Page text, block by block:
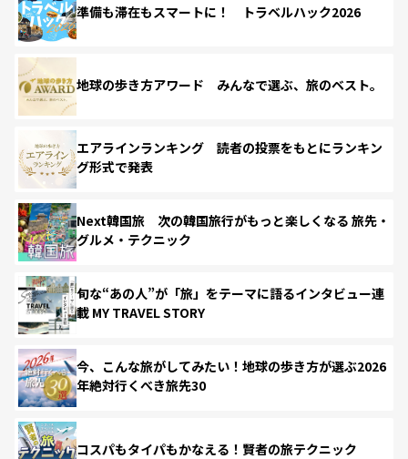
準備も滞在もスマートに！ トラベルハック2026
地球の歩き方アワード みんなで選ぶ、旅のベスト。
エアラインランキング 読者の投票をもとにランキン
グ形式で発表
Next韓国旅 次の韓国旅行がもっと楽しくなる 旅先・
グルメ・テクニック
旬な“あの人”が「旅」をテーマに語るインタビュー連
載 MY TRAVEL STORY
今、こんな旅がしてみたい！地球の歩き方が選ぶ2026
年絶対行くべき旅先30
コスパもタイパもかなえる！賢者の旅テクニック